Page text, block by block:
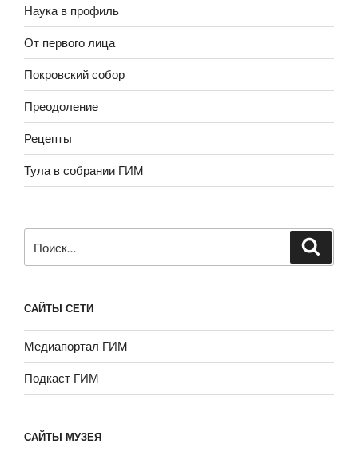
Наука в профиль
От первого лица
Покровский собор
Преодоление
Рецепты
Тула в собрании ГИМ
САЙТЫ СЕТИ
Медиапортал ГИМ
Подкаст ГИМ
САЙТЫ МУЗЕЯ